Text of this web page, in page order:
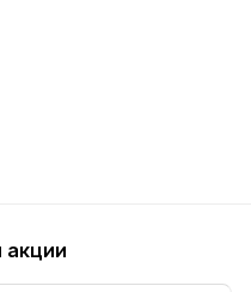
акции